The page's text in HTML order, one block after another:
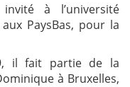
à l’université
PaysBas, pour la
il fait partie de la
à Bruxelles,